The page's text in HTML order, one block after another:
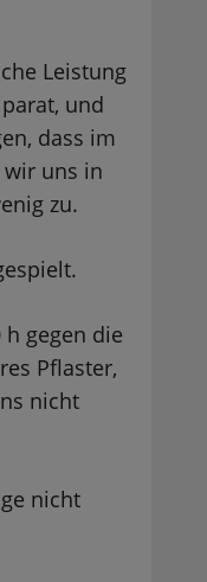
Leistung
und
dass im
wir uns in
zu.
gegen die
Pflaster,
nicht
nicht